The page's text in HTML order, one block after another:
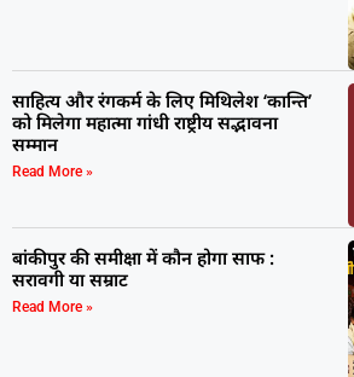
साहित्य और रंगकर्म के लिए मिथिलेश ‘कान्ति’
को मिलेगा महात्मा गांधी राष्ट्रीय सद्भावना
सम्मान
Read More »
बांकीपुर की समीक्षा में कौन होगा साफ :
सरावगी या सम्राट
Read More »